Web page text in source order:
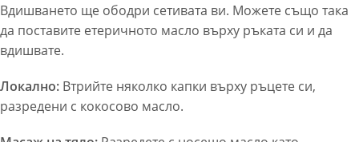
Вдишването ще ободри сетивата ви. Можете също така
да поставите етеричното масло върху ръката си и да
вдишвате.
Локално: Втрийте няколко капки върху ръцете си,
разредени с кокосово масло.